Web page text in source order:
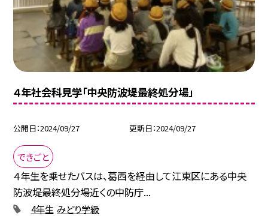
４年社会科見学「中央防波堤最終処分場」
公開日 2024/09/27 更新日 2024/09/27
できごと
４年生を乗せたバスは、葛西を経由して江東区にある中央
防波堤最終処分場近くの中防庁...
4年生 みどり学級